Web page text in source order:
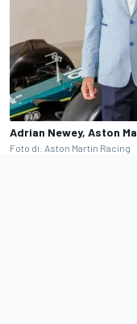
Adrian Newey, Aston
Foto di: Aston Martin Racing